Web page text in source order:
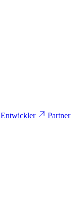
Entwickler
Partner